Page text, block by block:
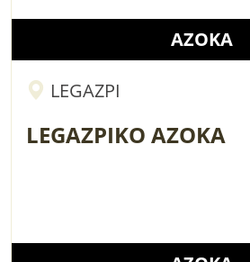
AZOKA
LEGAZPI
LEGAZPIKO AZOKA